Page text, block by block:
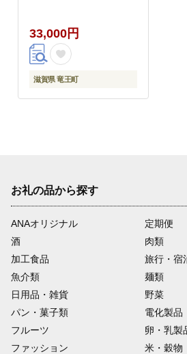
33,000円
滋賀県 竜王町
お礼の品から探す
ANAオリジナル
定期便
酒
肉類
加工食品
旅行・宿
魚介類
麺類
日用品・雑貨
野菜
パン・菓子類
電化製品
フルーツ
卵・乳製
ファッション
米・穀物